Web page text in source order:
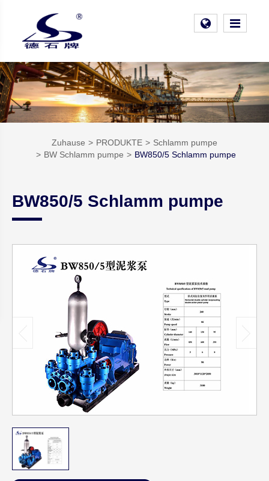
Zuhause PRODUKTE
Schlamm pumpe
BW Schlamm pumpe
BW850/5 Schlamm pumpe
BW850/5 Schlamm pumpe